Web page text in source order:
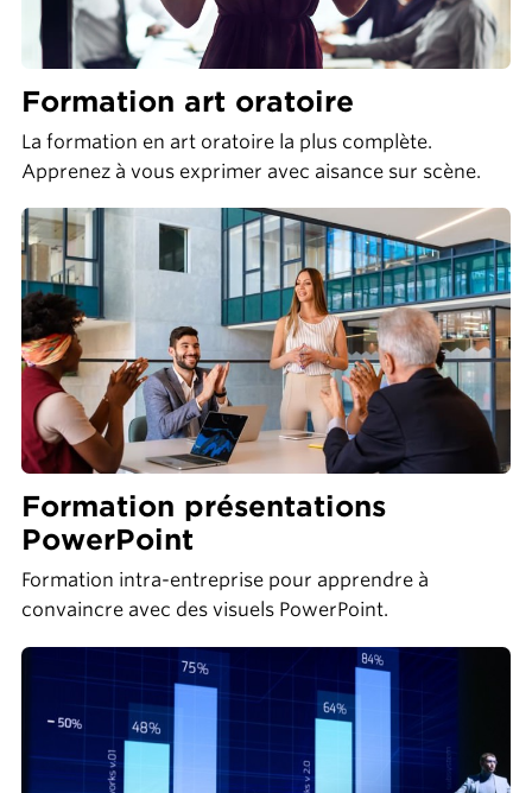
Formation art oratoire
La formation en art oratoire la plus complète.
Apprenez à vous exprimer avec aisance sur scène.
Formation présentations
PowerPoint
Formation intra-entreprise pour apprendre à
convaincre avec des visuels PowerPoint.